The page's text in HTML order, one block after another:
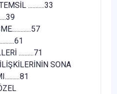
...........33
..........71
SONA